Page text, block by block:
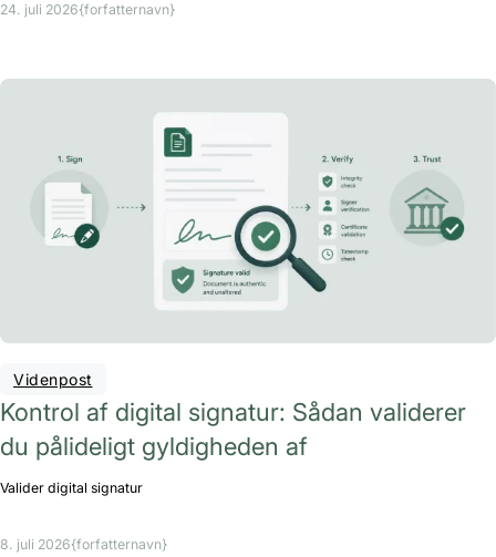
24. juli 2026{forfatternavn}
Videnpost
Kontrol af digital signatur: Sådan validerer
du pålideligt gyldigheden af
Valider digital signatur
8. juli 2026{forfatternavn}